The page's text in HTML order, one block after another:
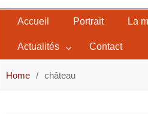
Accueil Portrait La
Actualités Contact
Home château